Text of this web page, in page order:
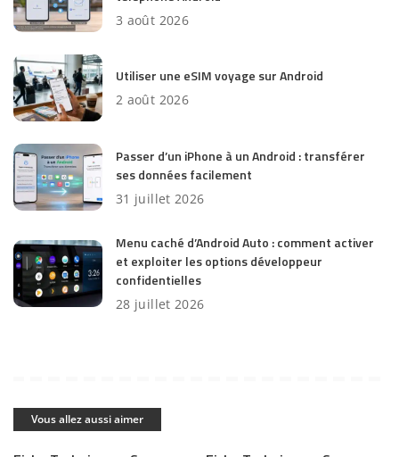
3 août 2026
Utiliser une eSIM voyage sur Android
2 août 2026
Passer d’un iPhone à un Android : transférer
ses données facilement
31 juillet 2026
Menu caché d’Android Auto : comment activer
et exploiter les options développeur
confidentielles
28 juillet 2026
Vous allez aussi aimer